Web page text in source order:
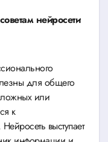
нейросети
для общего
или
к
выступает